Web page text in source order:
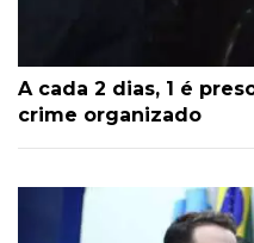
A cada 2 dias, 1 é
crime organizado